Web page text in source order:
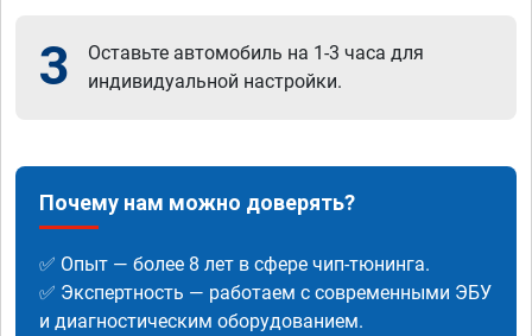
3
Оставьте автомобиль на 1-3 часа для
индивидуальной настройки.
Почему нам можно доверять?
✅ Опыт — более 8 лет в сфере чип-тюнинга.
✅ Экспертность — работаем с современными ЭБУ
и диагностическим оборудованием.